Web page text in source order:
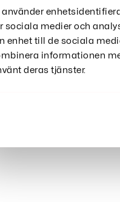
använder
sociala medier och
enhet till de sociala
informationen
deras tjänster.